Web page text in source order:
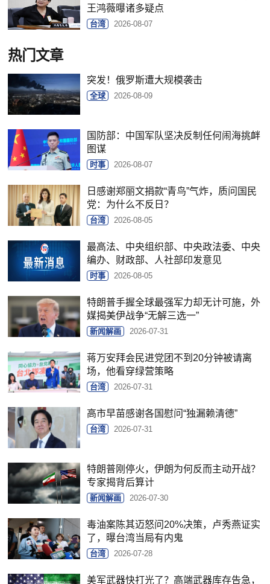
王鸿薇曝诸多疑点
台湾 2026-08-07
热门文章
突发！俄罗斯遭大规模袭击
全球 2026-08-09
国防部：中国军队坚决反制任何闹海挑衅
图谋
时事 2026-08-07
日感谢郑丽文捐款“青鸟”气炸，质问国民
党：为什么不反日？
台湾 2026-08-05
最高法、中央组织部、中央政法委、中央
编办、财政部、人社部印发意见
时事 2026-08-05
特朗普手握全球最强军力却无计可施，外
媒揭美伊战争“无解三选一”
新闻解画 2026-07-31
蒋万安拜会民进党团不到20分钟被请离
场，他看穿绿营策略
台湾 2026-07-31
高市早苗感谢各国慰问“独漏赖清德”
台湾 2026-07-31
特朗普刚停火，伊朗为何反而主动开战？
专家揭背后算计
新闻解画 2026-07-30
毒油案陈其迈怒问20%决策，卢秀燕证实
了，曝台湾当局有内鬼
台湾 2026-07-28
美军武器快打光了？高端武器库存告急，